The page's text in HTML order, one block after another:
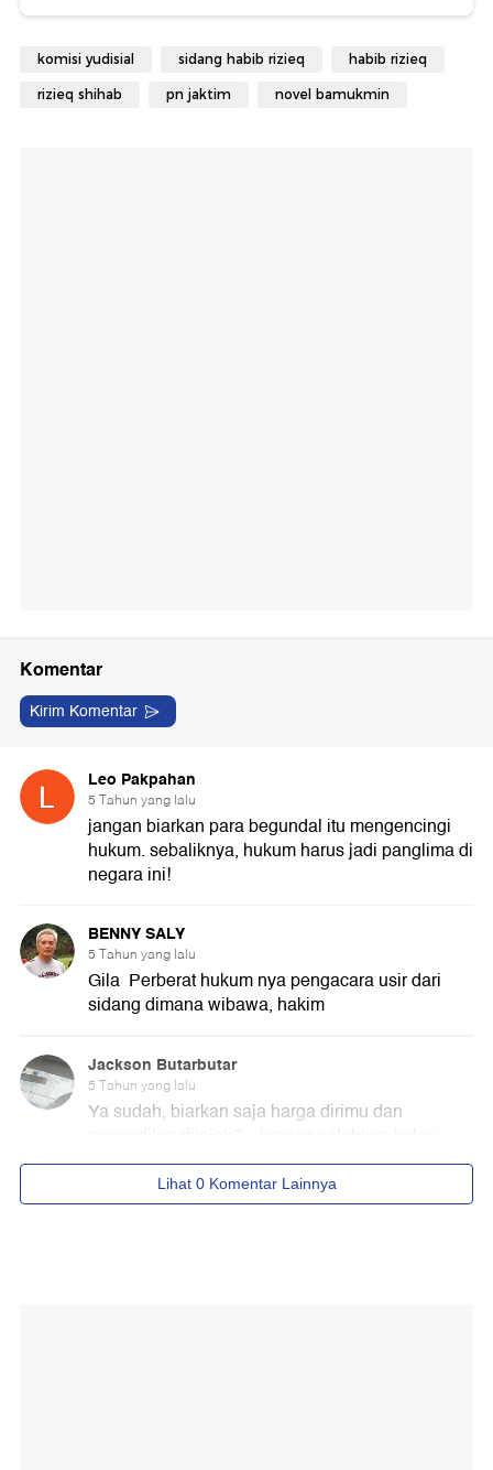
komisi yudisial sidang habib rizieq habib rizieq
rizieq shihab pn jaktim novel bamukmin